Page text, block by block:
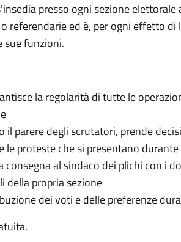
presso ogni sezione
referendarie ed è, per ogni effetto di
sue funzioni.
la regolarità di tutte le
il parere degli scrutatori, prende
le proteste che si presentano
consegna al sindaco dei plichi con i
della propria sezione
dei voti e delle preferenze